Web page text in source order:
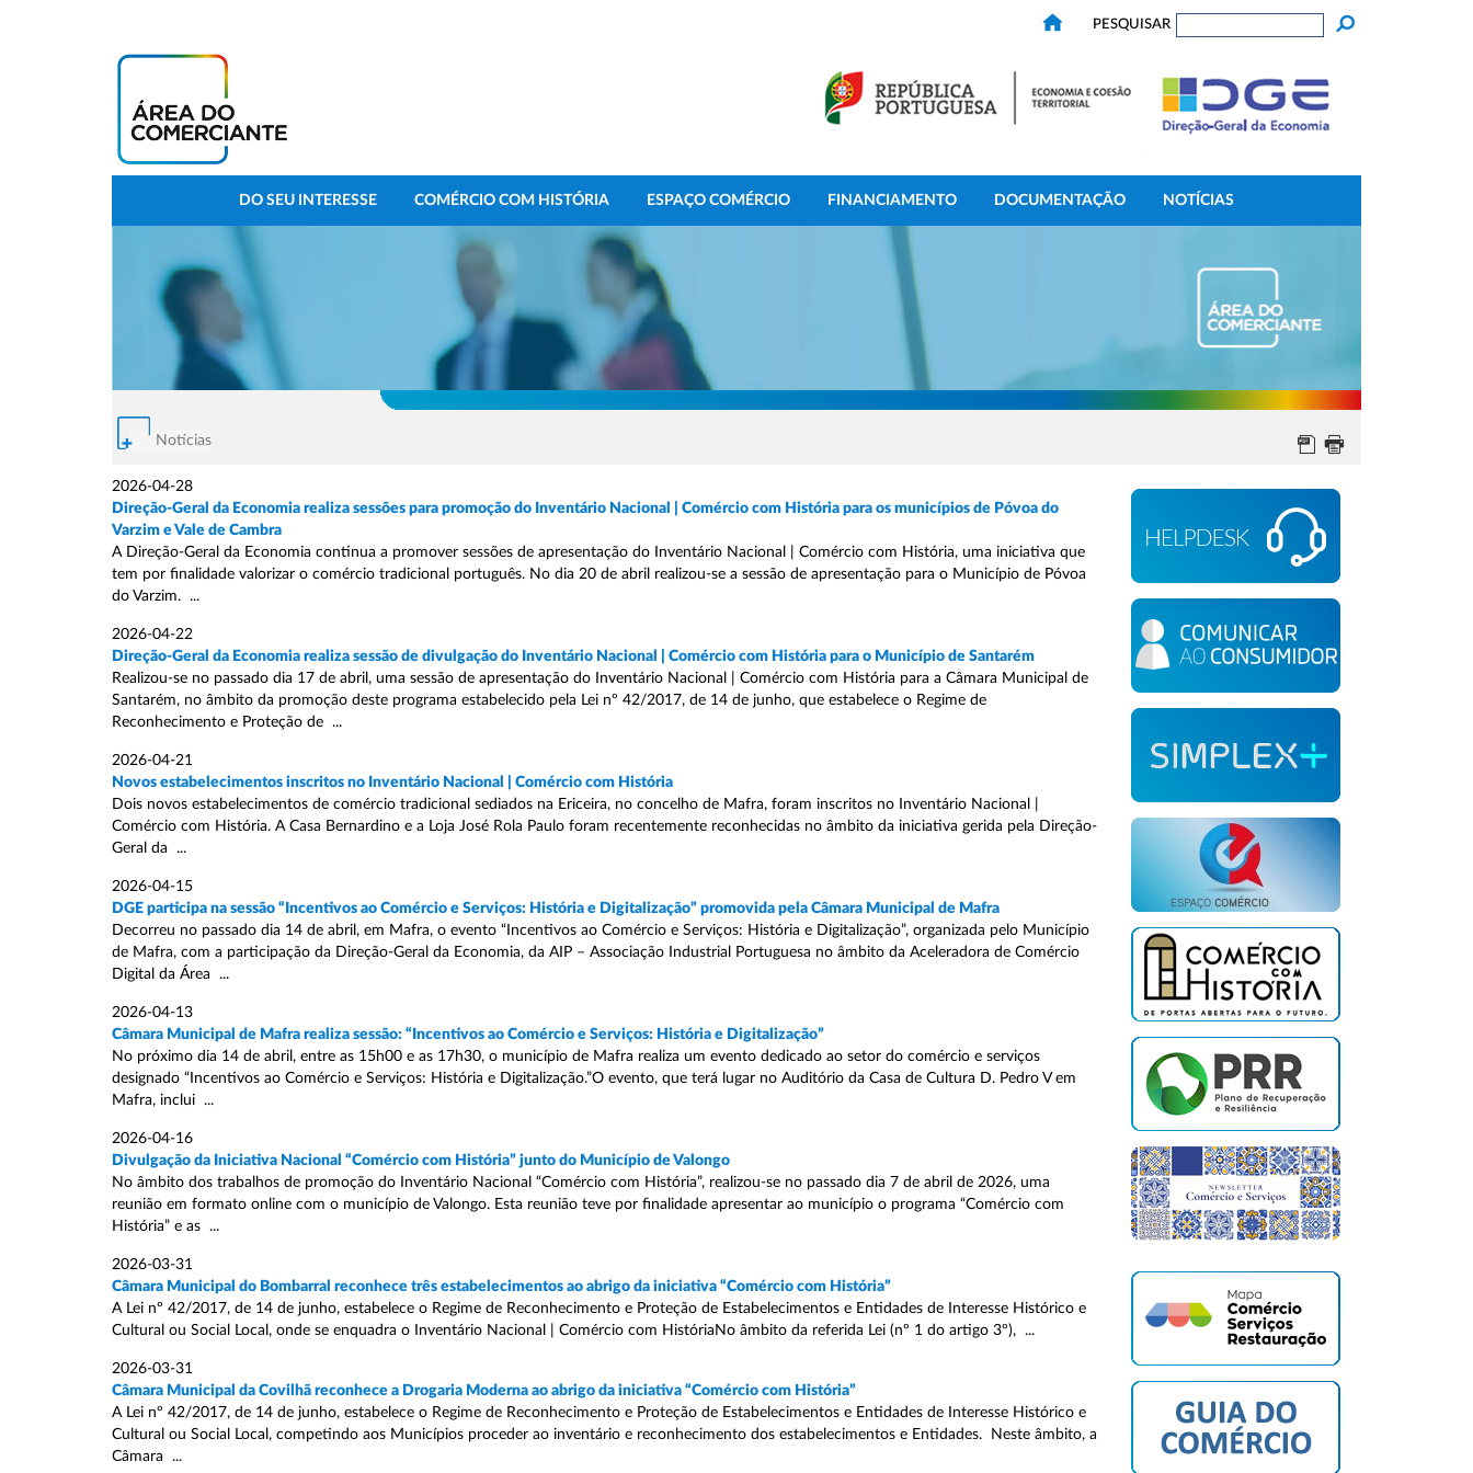
PESQUISAR
DO SEU INTERESSE COMÉRCIO COM HISTÓRIA ESPAÇO COMÉRCIO FINANCIAMENTO DOCUMENTAÇÃO NOTÍCIAS
Notícias
2026-04-28
Direção-Geral da Economia realiza sessões para promoção do Inventário Nacional | Comércio com História para os municípios de Póvoa do
Varzim e Vale de Cambra
A Direção-Geral da Economia continua a promover sessões de apresentação do Inventário Nacional | Comércio com História, uma iniciativa que
tem por finalidade valorizar o comércio tradicional português. No dia 20 de abril realizou-se a sessão de apresentação para o Município de Póvoa
do Varzim. ...
2026-04-22
Direção-Geral da Economia realiza sessão de divulgação do Inventário Nacional | Comércio com História para o Município de Santarém
Realizou-se no passado dia 17 de abril, uma sessão de apresentação do Inventário Nacional | Comércio com História para a Câmara Municipal de
Santarém, no âmbito da promoção deste programa estabelecido pela Lei nº 42/2017, de 14 de junho, que estabelece o Regime de
Reconhecimento e Proteção de ...
2026-04-21
Novos estabelecimentos inscritos no Inventário Nacional | Comércio com História
Dois novos estabelecimentos de comércio tradicional sediados na Ericeira, no concelho de Mafra, foram inscritos no Inventário Nacional |
Comércio com História. A Casa Bernardino e a Loja José Rola Paulo foram recentemente reconhecidas no âmbito da iniciativa gerida pela Direção-
Geral da ...
2026-04-15
DGE participa na sessão “Incentivos ao Comércio e Serviços: História e Digitalização” promovida pela Câmara Municipal de Mafra
Decorreu no passado dia 14 de abril, em Mafra, o evento “Incentivos ao Comércio e Serviços: História e Digitalização”, organizada pelo Município
de Mafra, com a participação da Direção-Geral da Economia, da AIP – Associação Industrial Portuguesa no âmbito da Aceleradora de Comércio
Digital da Área ...
2026-04-13
Câmara Municipal de Mafra realiza sessão: “Incentivos ao Comércio e Serviços: História e Digitalização”
No próximo dia 14 de abril, entre as 15h00 e as 17h30, o município de Mafra realiza um evento dedicado ao setor do comércio e serviços
designado “Incentivos ao Comércio e Serviços: História e Digitalização.”O evento, que terá lugar no Auditório da Casa de Cultura D. Pedro V em
Mafra, inclui ...
2026-04-16
Divulgação da Iniciativa Nacional “Comércio com História” junto do Município de Valongo
No âmbito dos trabalhos de promoção do Inventário Nacional “Comércio com História”, realizou-se no passado dia 7 de abril de 2026, uma
reunião em formato online com o município de Valongo. Esta reunião teve por finalidade apresentar ao município o programa “Comércio com
História” e as ...
2026-03-31
Câmara Municipal do Bombarral reconhece três estabelecimentos ao abrigo da iniciativa “Comércio com História”
A Lei nº 42/2017, de 14 de junho, estabelece o Regime de Reconhecimento e Proteção de Estabelecimentos e Entidades de Interesse Histórico e
Cultural ou Social Local, onde se enquadra o Inventário Nacional | Comércio com HistóriaNo âmbito da referida Lei (nº 1 do artigo 3º), ...
2026-03-31
Câmara Municipal da Covilhã reconhece a Drogaria Moderna ao abrigo da iniciativa “Comércio com História”
A Lei nº 42/2017, de 14 de junho, estabelece o Regime de Reconhecimento e Proteção de Estabelecimentos e Entidades de Interesse Histórico e
Cultural ou Social Local, competindo aos Municípios proceder ao inventário e reconhecimento dos estabelecimentos e Entidades. Neste âmbito, a
Câmara ...